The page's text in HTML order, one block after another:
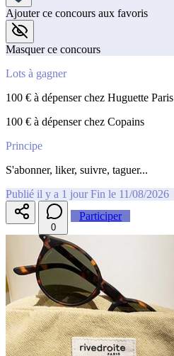
Ajouter ce concours aux favoris
Masquer ce concours
Lots à gagner
100 € à dépenser chez Huguette Paris
100 € à dépenser chez Copains
Principe
S'abonner, liker, suivre, taguer...
Publié il y a 1 jour Fin le 11/08/2026
0
Participer